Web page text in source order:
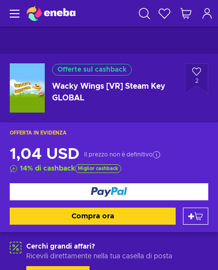
Offerte sul cashback
Wacky Wings [VR] Steam Key
GLOBAL
2
OFFERTA IN EVIDENZA
1,04 USD Il prezzo non è definitivo
14% di cashback Miglior cashback
Compra ora
Cerchi grandi affari?
Ricevili direttamente nella tua casella di posta